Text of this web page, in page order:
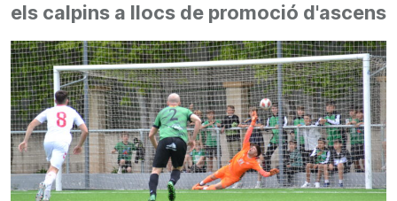
els calpins a llocs de promoció d'ascens